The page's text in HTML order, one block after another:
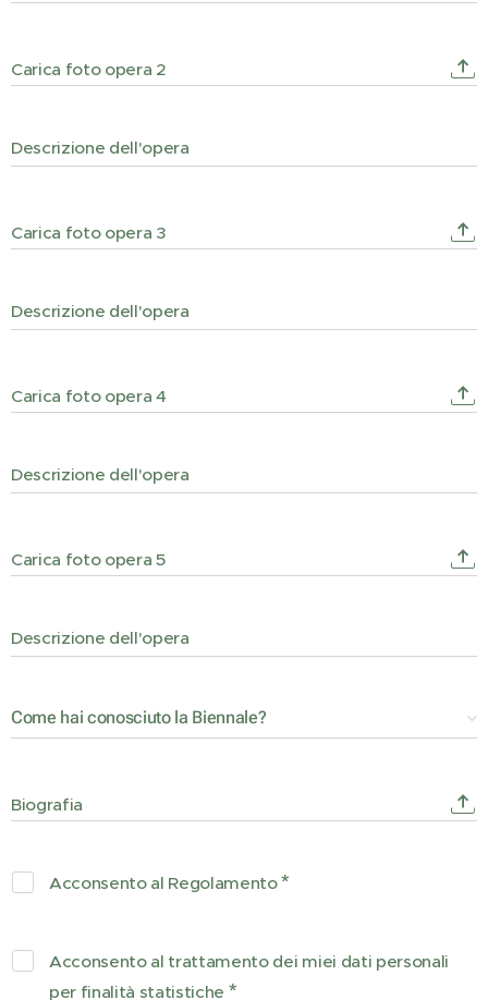
Carica foto opera 2
Descrizione dell'opera
Carica foto opera 3
Descrizione dell'opera
Carica foto opera 4
Descrizione dell'opera
Carica foto opera 5
Descrizione dell'opera
Come hai conosciuto la Biennale?
Biografia
Acconsento al Regolamento
Acconsento al trattamento dei miei dati personali
per finalità statistiche